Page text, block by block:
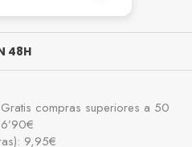
48H
compras superiores a 50
9,95€